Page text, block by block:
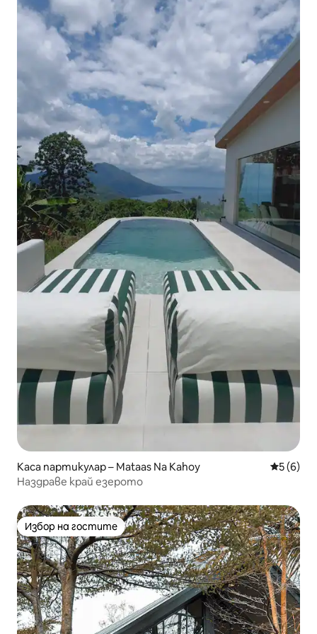
Каса партикулар – Mataas Na Kahoy Средна
5 (6)
Наздраве край езерото
Избор на гостите
Избор на гостите